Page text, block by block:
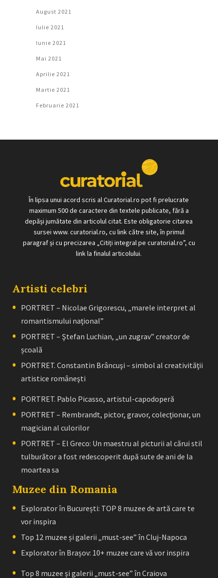
August 2021
Iulie 2021
Iunie 2021
Mai 2021
Aprilie 2021
Martie 2021
Februarie 2021
În lipsa unui acord scris al Curatorial.ro pot fi prelucrate
maximum 500 de caractere din textele publicate, fără a
depăși jumătate din articolul citat. Este obligatorie citarea
sursei www. curatorial.ro, cu link către site, în primul
paragraf și cu precizarea „Citiți integral pe curatorial.ro”, cu
link la finalul articolului.
Artisti celebri
PORTRET – Nicolae Grigorescu, „marele interpret al
romantismului naţional”
PORTRET – Ştefan Luchian, „un zugrav” creator de
școală
PORTRET. Constantin Brâncuşi – simbol al creativităţii
artistice româneşti
PORTRET. Pablo Picasso, artistul-capodoperă
PORTRET – Rembrandt, pictor, gravor, colecţionar, un
magician al culorilor
PORTRET – El Greco: Un maestru al picturii al cărui stil
tulburător a fost redescoperit după sute de ani de la
moartea sa
Muzee din Romania
Explorator în București: TOP 8 muzee de artă care te
vor inspira
Top 12 muzee și galerii „must-see” în Cluj-Napoca
Explorator în Brașov: 10+ muzee care vă vor inspira
Top 8 muzee și galerii „must-see” în Craiova